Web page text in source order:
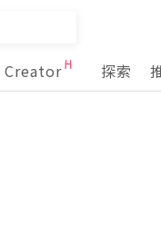
Creator 探索